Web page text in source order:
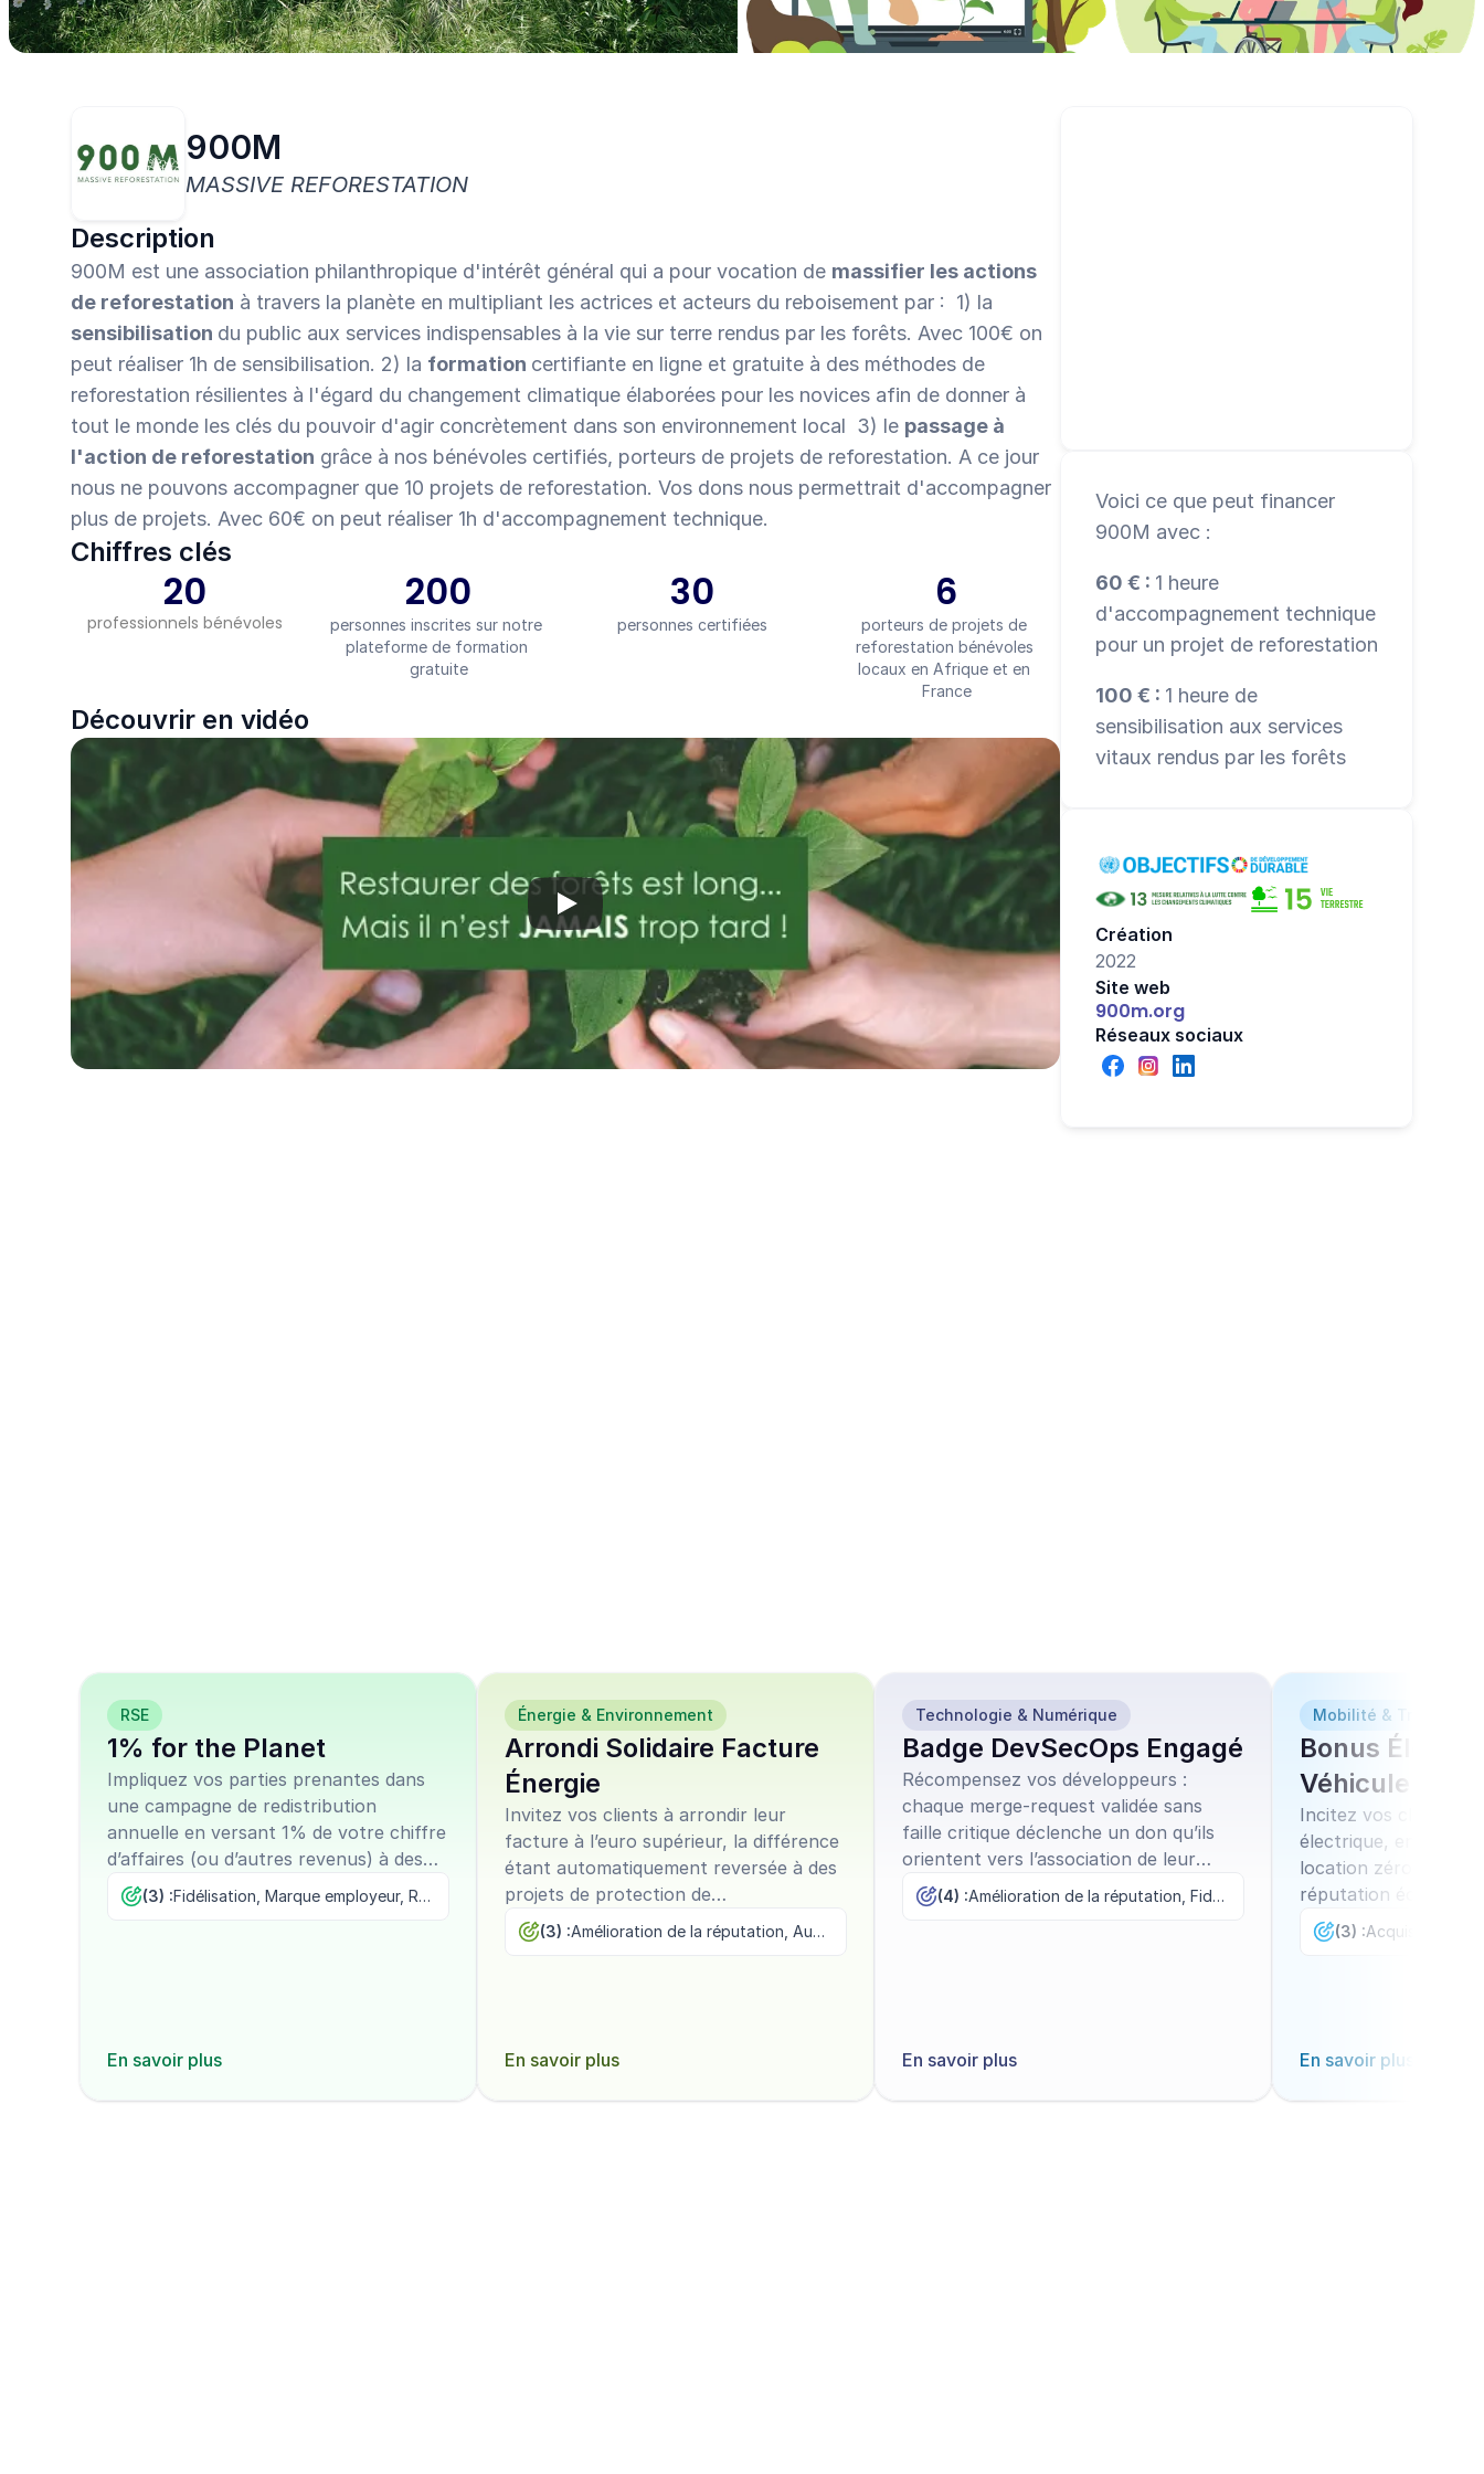
Pas encore sûr·e de votre besoin ?Discutons-en !
centaines d’associations validées, en 1 clic.
de dons et illustrer concrètement leur impact.
campagne et permettez à vos bénéficiaires de faire
de même.
900M
MASSIVE REFORESTATION
Description
900M est une association philanthropique d'intérêt général qui a pour vocation de massifier les actions
de reforestation
sensibilisation du public aux services indispensables à la vie sur terre rendus par les forêts. Avec 100€ on
peut réaliser 1h de sensibilisation. 2) la formation certifiante en ligne et gratuite à des méthodes de
reforestation résilientes à l'égard du changement climatique élaborées pour les novices afin de donner à
tout le monde les clés du pouvoir d'agir concrètement dans son environnement local  3) le passage à
l'action de reforestation grâce à nos bénévoles certifiés, porteurs de projets de reforestation. A ce jour
nous ne pouvons accompagner que 10 projets de reforestation. Vos dons nous permettrait d'accompagner
plus de projets. Avec 60€ on peut réaliser 1h d'accompagnement technique.
Chiffres clés
20
professionnels bénévoles
200
personnes inscrites sur notre
plateforme de formation
gratuite
30
personnes certifiées
6
porteurs de projets de
reforestation bénévoles
locaux en Afrique et en
France
Découvrir en vidéo
Voici ce que peut financer
900M avec :
60 € : 1 heure
d'accompagnement technique
pour un projet de reforestation
100 € : 1 heure de
sensibilisation aux services
vitaux rendus par les forêts
Création
2022
Site web
900m.org
Réseaux sociaux
RSE
1% for the Planet
Impliquez vos parties prenantes dans
une campagne de redistribution
annuelle en versant 1% de votre chiffre
d’affaires (ou d’autres revenus) à des
projets écologiques, tout en les laissant
sélectionner les associations
(3) : Fidélisation, Marque employeur, RSE
En savoir plus
Énergie & Environnement
Arrondi Solidaire Facture
Énergie
Invitez vos clients à arrondir leur
facture à l’euro supérieur, la différence
étant automatiquement reversée à des
projets de protection de
l’environnement.
(3) : Amélioration de la réputation, Augmentation de l'usage, Fidélisation
En savoir plus
Technologie & Numérique
Badge DevSecOps Engagé
Récompensez vos développeurs :
chaque merge-request validée sans
faille critique déclenche un don qu’ils
orientent vers l’association de leur
choix, réduisant la dette sécurité et
valorisant votre culture tech.
(4) : Amélioration de la réputation, Fidélisation, Marque employeur, Sécurité informatique
En savoir plus
Mobilité & Transport
Bonus
Véhicule
Incitez vos clients à
électrique, en
location zéro
réputation éco-
une clientèle
(3) :
En savoir plus